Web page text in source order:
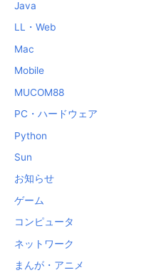
Java
LL・Web
Mac
Mobile
MUCOM88
PC・ハードウェア
Python
Sun
お知らせ
ゲーム
コンピュータ
ネットワーク
まんが・アニメ